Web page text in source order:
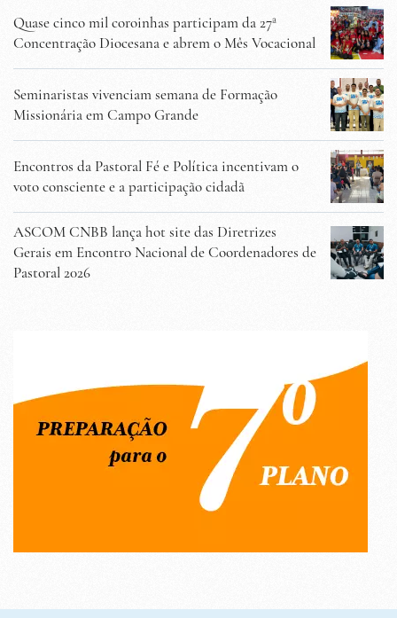
Quase cinco mil coroinhas participam da 27ª
Concentração Diocesana e abrem o Mês Vocacional
Seminaristas vivenciam semana de Formação
Missionária em Campo Grande
Encontros da Pastoral Fé e Política incentivam o
voto consciente e a participação cidadã
ASCOM CNBB lança hot site das Diretrizes
Gerais em Encontro Nacional de Coordenadores de
Pastoral 2026